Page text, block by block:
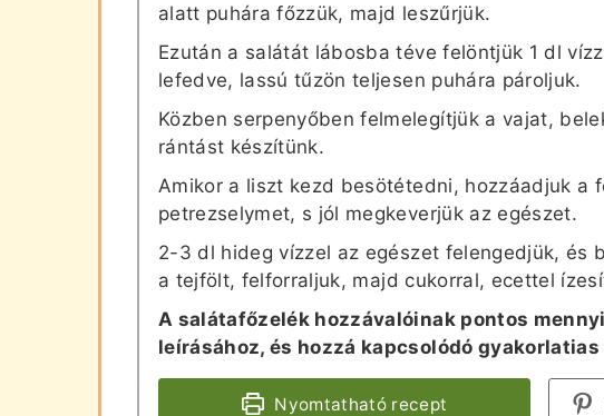
alatt puhára főzzük, majd leszűrjük.
Ezután a salátát lábosba téve felöntjük 1 dl
lefedve, lassú tűzön teljesen puhára pároljuk.
Közben serpenyőben felmelegítjük a vajat,
rántást készítünk.
Amikor a liszt kezd besötétedni, hozzáadjuk a
petrezselymet, s jól megkeverjük az egészet.
2-3 dl hideg vízzel az egészet felengedjük, és
a tejfölt, felforraljuk, majd cukorral, ecettel
A salátafőzelék hozzávalóinak pontos
leírásához, és hozzá kapcsolódó
Nyomtatható recept